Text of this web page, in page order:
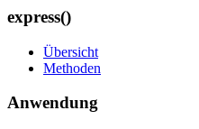
express()
Übersicht
Methoden
Anwendung